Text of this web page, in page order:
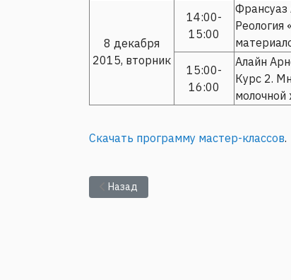
8 декабря
2015, вторник
14:00-
15:00
Франсуаз
Реология
15:00-
16:00
Алайн
Курс 2.
молочной
Скачать программу мастер-классов.
Предыдущий: Международный семинар
Назад